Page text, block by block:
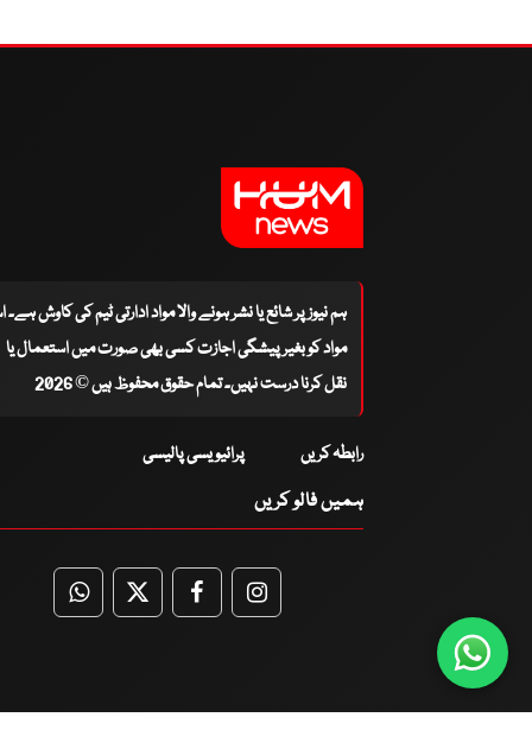
ہم نیوز پر شائع یا نشر ہونے والا مواد ادارتی ٹیم کی کاوش
مواد کو بغیر پیشگی اجازت کسی بھی صورت میں استعمال یا
نقل کرنا درست نہیں۔ تمام حقوق محفوظ ہیں © 2026
رابطہ کریں پرائیویسی پالیسی
ہمیں فالو کریں
WhatsApp
TwitterFacebookFacebook